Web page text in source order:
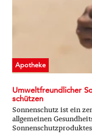
Apotheke
Umweltfreundlicher
schützen
Sonnenschutz ist ein
allgemeinen